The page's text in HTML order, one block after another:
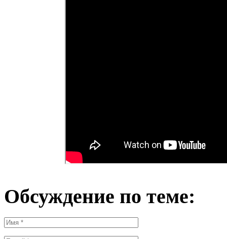
Обсуждение по теме: